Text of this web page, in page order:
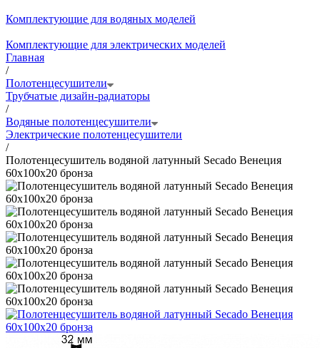
Комплектующие для водяных моделей
Комплектующие для электрических моделей
Главная
/
Полотенцесушители
Трубчатые дизайн-радиаторы
/
Водяные полотенцесушители
Электрические полотенцесушители
/
Полотенцесушитель водяной латунный Secado Венеция
60x100x20 бронза